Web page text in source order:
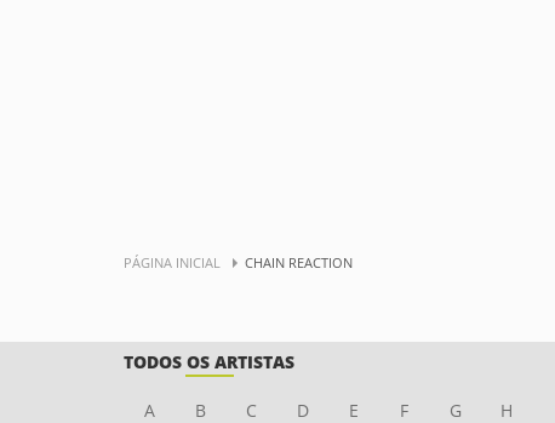
PÁGINA INICIAL CHAIN REACTION
TODOS OS ARTISTAS
A B C D E F G H